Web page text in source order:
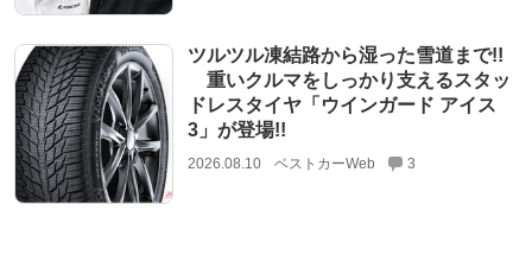
ツルツル凍結路から湿った雪道まで!!
重いクルマをしっかり支えるスタッ
ドレスタイヤ「ウインガード アイス
3」が登場!!
2026.08.10 ベストカーWeb 3